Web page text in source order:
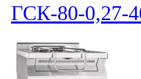
ГСК-80-0,27-